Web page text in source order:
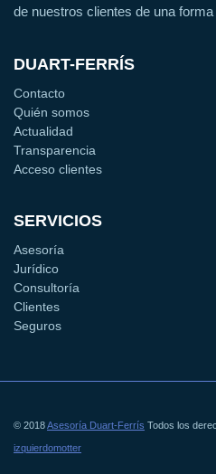
de nuestros clientes de una
DUART-FERRÍS
Contacto
Quién somos
Actualidad
Transparencia
Acceso clientes
SERVICIOS
Asesoría
Jurídico
Consultoría
Clientes
Seguros
© 2018Asesoría Duart-Ferrís Todos los
izquierdomotter